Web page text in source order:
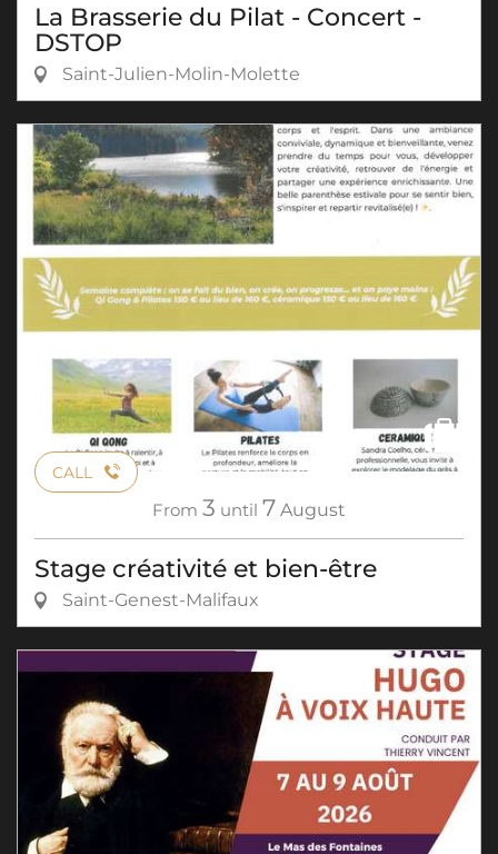
La Brasserie du Pilat - Concert -
DSTOP
Saint-Julien-Molin-Molette
CALL
From 3 until 7 August
Stage créativité et bien-être
Saint-Genest-Malifaux